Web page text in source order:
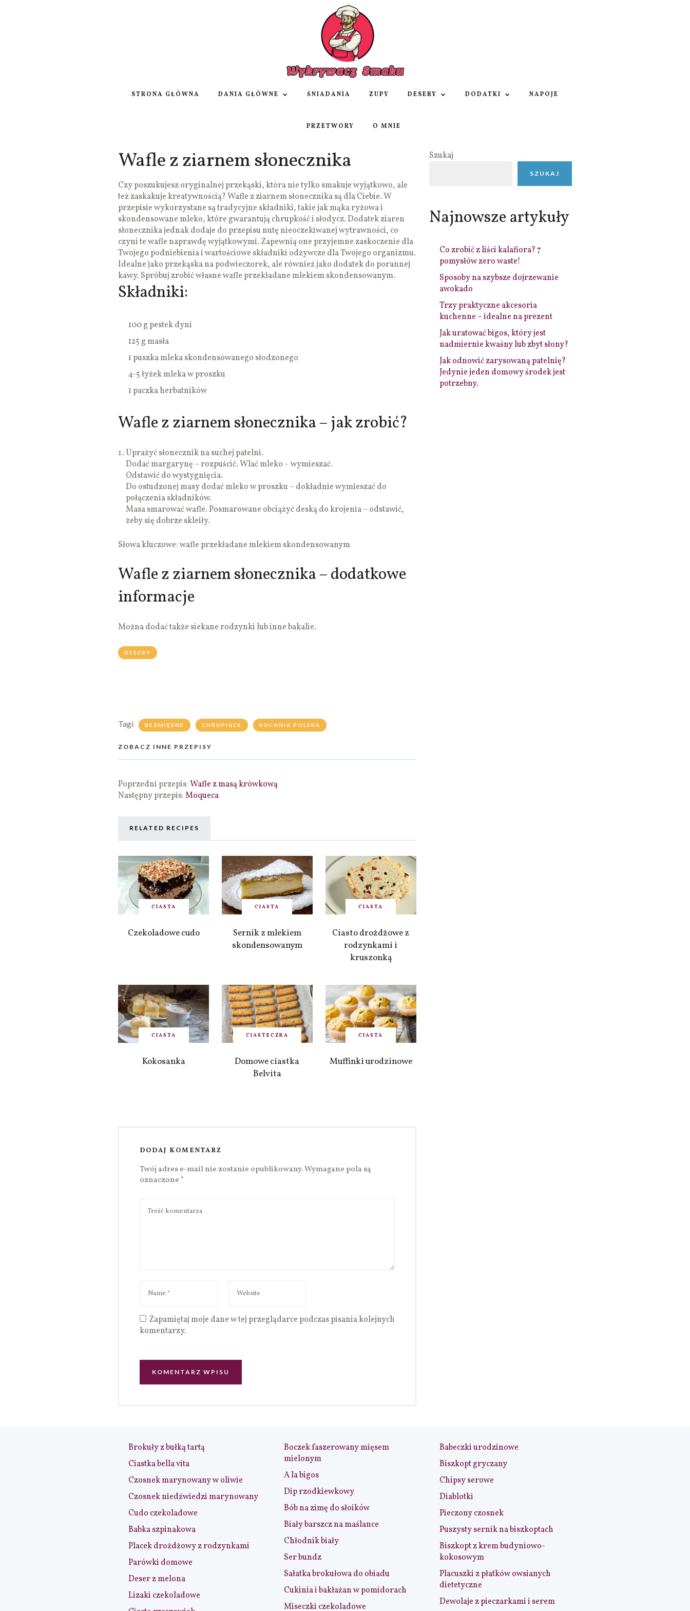
STRONA GŁÓWNA DANIA GŁÓWNE ŚNIADANIA ZUPY DESERY DODATKI NAPOJE
PRZETWORY O MNIE
Wafle z ziarnem słonecznika
Czy poszukujesz oryginalnej przekąski, która nie tylko smakuje wyjątkowo, ale
też zaskakuje kreatywnością? Wafle z ziarnem słonecznika są dla Ciebie. W
przepisie wykorzystane są tradycyjne składniki, takie jak mąka ryżowa i
skondensowane mleko, które gwarantują chrupkość i słodycz. Dodatek ziaren
słonecznika jednak dodaje do przepisu nutę nieoczekiwanej wytrawności, co
czyni te wafle naprawdę wyjątkowymi. Zapewnią one przyjemne zaskoczenie dla
Twojego podniebienia i wartościowe składniki odżywcze dla Twojego organizmu.
Idealne jako przekąska na podwieczorek, ale również jako dodatek do porannej
kawy. Spróbuj zrobić własne wafle przekładane mlekiem skondensowanym.
Składniki:
100 g pestek dyni
125 g masła
1 puszka mleka skondensowanego słodzonego
4-5 łyżek mleka w proszku
1 paczka herbatników
Wafle z ziarnem słonecznika – jak zrobić?
Uprażyć słonecznik na suchej patelni.
Dodać margarynę – rozpuścić. Wlać mleko – wymieszać.
Odstawić do wystygnięcia.
Do ostudzonej masy dodać mleko w proszku – dokładnie wymieszać do
połączenia składników.
Masa smarować wafle. Posmarowane obciążyć deską do krojenia – odstawić,
żeby się dobrze skleiły.
Słowa kluczowe: wafle przekładane mlekiem skondensowanym
Wafle z ziarnem słonecznika – dodatkowe
informacje
Można dodać także siekane rodzynki lub inne bakalie.
DESERY
Tagi BEZMIĘSNE CHRUPIĄCE KUCHNIA POLSKA
ZOBACZ INNE PRZEPISY
Poprzedni przepis:Wafle z masą krówkową
Następny przepis:Moqueca
RELATED RECIPES
CIASTA
Czekoladowe cudo
CIASTA
Sernik z mlekiem
skondensowanym
CIASTA
Ciasto drożdżowe z
rodzynkami i
kruszonką
CIASTA
Kokosanka
CIASTECZKA
Domowe ciastka
Belvita
CIASTA
Muffinki urodzinowe
DODAJ KOMENTARZ
Twój adres e-mail nie zostanie opublikowany.Wymagane pola są
oznaczone *
Zapamiętaj moje dane w tej przeglądarce podczas pisania kolejnych
komentarzy.
Szukaj
SZUKAJ
Najnowsze artykuły
Co zrobić z liści kalafiora? 7
pomysłów zero waste!
Sposoby na szybsze dojrzewanie
awokado
Trzy praktyczne akcesoria
kuchenne – idealne na prezent
Jak uratować bigos, który jest
nadmiernie kwaśny lub zbyt słony?
Jak odnowić zarysowaną patelnię?
Jedynie jeden domowy środek jest
potrzebny.
Brokuły z bułką tartą
Ciastka bella vita
Czosnek marynowany w oliwie
Czosnek niedźwiedzi marynowany
Cudo czekoladowe
Babka szpinakowa
Placek drożdżowy z rodzynkami
Parówki domowe
Deser z melona
Lizaki czekoladowe
Boczek faszerowany mięsem
mielonym
A la bigos
Dip rzodkiewkowy
Bób na zimę do słoików
Biały barszcz na maślance
Chłodnik biały
Ser bundz
Sałatka brokułowa do obiadu
Cukinia i bakłażan w pomidorach
Miseczki czekoladowe
Babeczki urodzinowe
Biszkopt gryczany
Chipsy serowe
Diablotki
Pieczony czosnek
Puszysty sernik na biszkoptach
Biszkopt z krem budyniowo-
kokosowym
Placuszki z płatków owsianych
dietetyczne
Dewolaje z pieczarkami i serem